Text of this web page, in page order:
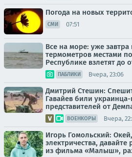
Погода на новых
СМИ 07:51
Все на море: уже завтра
термометров местами
Республике взлетят до
ПАБЛИКИ Вчера, 23:06
Дмитрий Стешин:
Гавайев били украинца-
представителей от
ВОЕНКОРЫ Вчера,
Игорь Гомольский:
электричества,
из фильма «Малыш», раз